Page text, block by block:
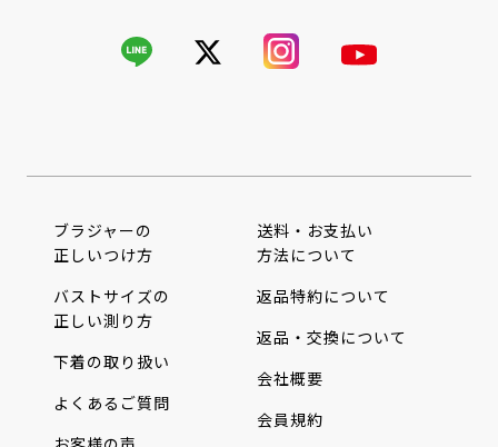
ブラジャーの
正しいつけ方
バストサイズの
正しい測り方
下着の取り扱い
よくあるご質問
送料・お支払い
方法について
返品特約について
返品・交換について
会社概要
会員規約